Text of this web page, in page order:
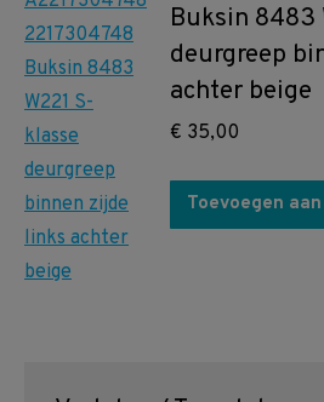
Buksin 8483
deurgreep
achter beige
€ 35,00
Toevoegen